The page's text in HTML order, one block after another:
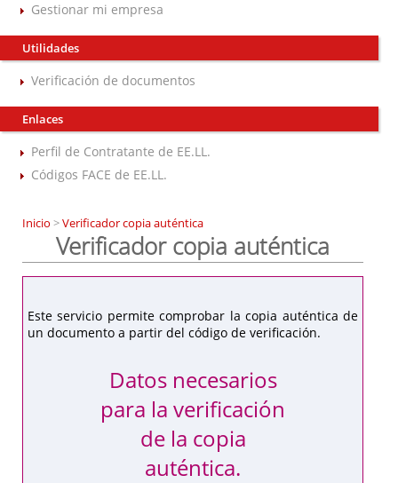
Gestionar mi empresa
Utilidades
Verificación de documentos
Enlaces
Perfil de Contratante de EE.LL.
Códigos FACE de EE.LL.
Inicio >Verificador copia auténtica
Verificador copia auténtica
Este servicio permite comprobar la copia auténtica de
un documento a partir del código de verificación.
Datos necesarios
para la verificación
de la copia
auténtica.